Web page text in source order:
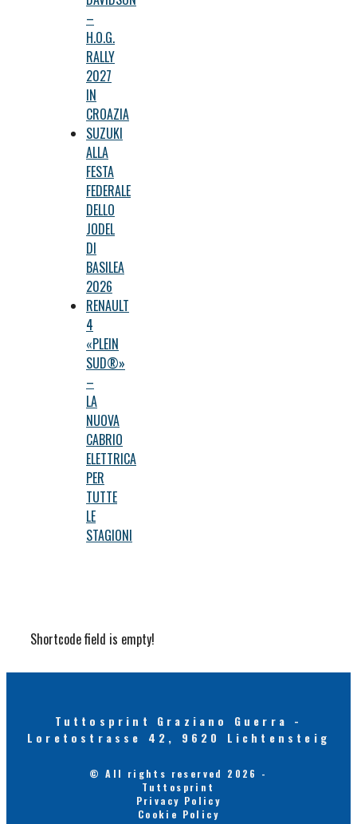
–
H.O.G.
RALLY
2027
IN
CROAZIA
SUZUKI
ALLA
FESTA
FEDERALE
DELLO
JODEL
DI
BASILEA
2026
RENAULT
4
«PLEIN
SUD®»
–
LA
NUOVA
CABRIO
ELETTRICA
PER
TUTTE
LE
STAGIONI
Shortcode field is empty!
Tuttosprint Graziano Guerra -
Loretostrasse 42, 9620 Lichtensteig
© All rights reserved 2026 -
Tuttosprint
Privacy Policy
Cookie Policy